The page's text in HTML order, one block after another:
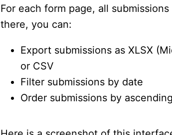
For each form page, all
there, you can:
Export submissions as XLSX
or CSV
Filter submissions by date
Order submissions by